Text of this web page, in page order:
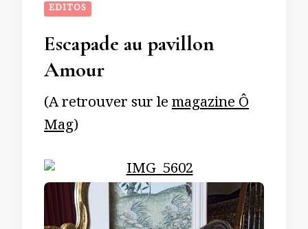
EDITOS
Escapade au pavillon
Amour
(A retrouver sur lemagazine Ô
Mag)